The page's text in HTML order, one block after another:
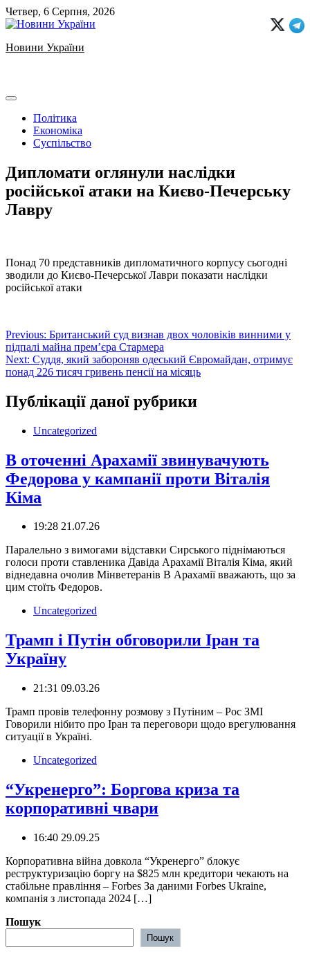
Skip
to
Четвер, 6 Серпня, 2026
Новини України
Політика
Економіка
Суспільство
Дипломати оглянули наслідки
російської атаки на Києво-Печерську
Лавру
️Понад 70 представників дипломатичного корпусу сьогодні
зводили до Києво-Печерської Лаври показати наслідки
російської атаки
Навігація
записів
Previous: Британський суд визнав двох чоловіків винними у
підпалі майна прем’єра Стармера
Next: Суддя, який забороняв одеський Євромайдан, отримує
понад 226 тисяч гривень пенсії на місяць
Публікації даної рубрики
Uncategorized
В оточенні Арахамії звинувачують
Федорова у кампанії проти Віталія
Кіма
19:28 21.07.26
Паралельно з вимогами відставки Сирського піднімаються
голоси проти ставленика Давіда Арахамії Віталія Кіма, який
віднедавна очолив Мінветеранів В Арахамії вважають, що за
цим стоїть Федоров.
Uncategorized
Трамп і Путін обговорили Іран та
Україну
21:31 09.03.26
️Трамп провів телефонну розмову з Путіним – Рос ЗМІ
Говорили нібито про Іран та переговори щодо врегулювання
ситуації в Україні.
Uncategorized
“Укренерго”: Боргова криза та
корпоративні чвари
16:40 29.09.25
Корпоративна війна довкола “Укренерго” блокує
реструктуризацію боргу на $825 млн кредитори чекають на
стабільне правління – Forbes ️За даними Forbes Ukraine,
компанія з листопада 2024 […]
Пошук
Пошук